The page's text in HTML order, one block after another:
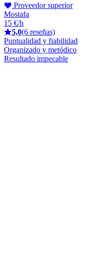
Proveedor superior
Mostafa
15 €/h
5,0(6 reseñas)
Puntualidad y fiabilidad
Organizado y metódico
Resultado impecable